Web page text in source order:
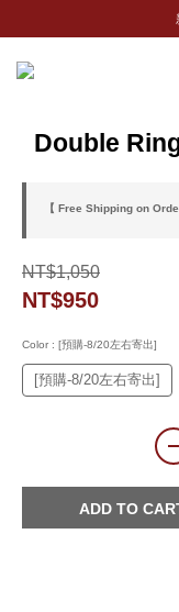
Double
【 Free Shipping on
NT$1,050
NT$950
Color : [預購-8/20左右寄出]
[預購-8/20左右寄出]
ADD TO